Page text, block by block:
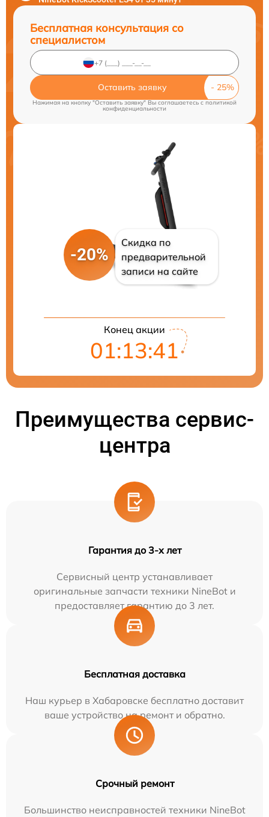
Бесплатная консультация со
специалистом
Оставить заявку
Нажимая на кнопку "Оставить заявку" Вы соглашаетесь c политикой
конфиденциальности
-20%
Скидка по
предварительной
записи на сайте
Конец акции
01:13:40
Преимущества сервис-
центра
Гарантия до 3-х лет
Сервисный центр устанавливает
оригинальные запчасти техники NineBot и
предоставляет гарантию до 3 лет.
Бесплатная доставка
Наш курьер в Хабаровске бесплатно доставит
ваше устройство на ремонт и обратно.
Срочный ремонт
Большинство неисправностей техники NineBot